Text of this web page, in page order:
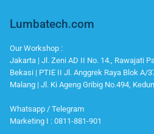
Lumbatech.com
Our Workshop :
Jakarta | Jl. Zeni AD II No. 14., Rawajati
Bekasi | PTIE II Jl. Anggrek Raya Blok A/
Malang | Jl. Ki Ageng Gribig No.494,
Whatsapp / Telegram
Marketing I : 0811-881-901